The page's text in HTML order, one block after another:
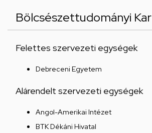
Bölcsészettudományi Kar
Felettes szervezeti egységek
Debreceni Egyetem
Alárendelt szervezeti egységek
Angol-Amerikai Intézet
BTK Dékáni Hivatal